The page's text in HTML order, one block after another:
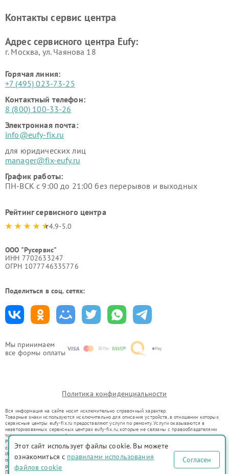
Мы принимаем
все формы оплаты
Контакты сервис центра
Адрес сервисного центра Eufy:
г. Москва, ул. Чаянова 18
Горячая линия:
+7 (495) 023-73-25
Контактный телефон:
8 (800) 100-33-26
Электронная почта:
info@eufy-fix.ru
для юридических лиц
manager@fix-eufy.ru
График работы:
ПН-ВСК с 9:00 до 21:00 без перерывов и выходных
Рейтинг сервисного центра
4.9-5.0
ООО "Русервис"
ИНН 7702633247
ОГРН 1077746335776
Поделиться в соц. сетях:
Политика конфиденциальности
Вся информация на сайте носит исключительно справочный характер.
Товарные знаки используются исключительно для описания устройств, в отношении которых
сервисные центры eufy-fix.ru предоставляют услуги по ремонту. Услуги оказываются в
неавторизованных сервисных центрах eufy-fix.ru, которые не связаны с правообладателями
товарных знаков или их официальными представителями.
Ремонт осуществляется для устройств, уже введенных в гражданский оборот в соответствии
со статьей 1487 ГК РФ.
Использование товарных знаков не преследует цели индивидуализации услуг или введения
потребителей в заблуждение, а служит для информирования о предоставляемых услугах по
ремонту техники указанных брендов.
Представленная на сайте информация не является публичной офертой, определяемой
Этот сайт использует файлы cookie. Вы можете
ознакомиться с правилами использования
файлов cookie
Согласен